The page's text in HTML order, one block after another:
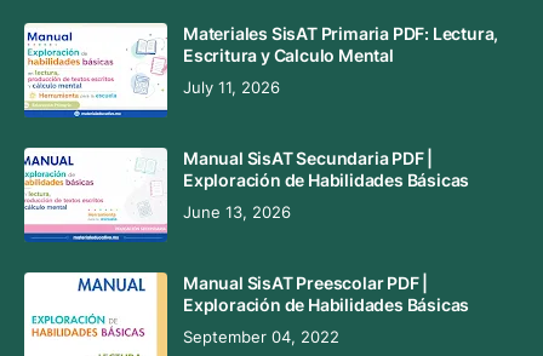
Materiales SisAT Primaria PDF: Lectura,
Escritura y Calculo Mental
July 11, 2026
Manual SisAT Secundaria PDF |
Exploración de Habilidades Básicas
June 13, 2026
Manual SisAT Preescolar PDF |
Exploración de Habilidades Básicas
September 04, 2022